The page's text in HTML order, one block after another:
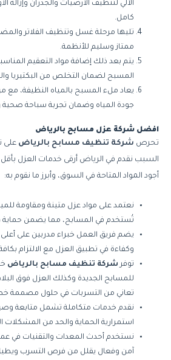
الآلي لتنظيف الأرضيات والجدران
كامل.
تليها مرحلة غسل وتنظيف الفلاتر
ممتاز وسليم للأنظمة.
يتم بعد ذلك إضافة مواد التعقيم
المسبح لضمان التخلص من البكتيريا
يعاد ملء المسبح بالمياه النظيفة، مع
جودة المياه وضمان تجربة سباحة صحية
افضل شركة عزل مسابح بالرياض
تحرص شركة تنظيف مسابح بالرياض على
السبب نقدم في الرياض أرقى خدمات العزل
أجود المواد المتاحة في السوق، وأبرز ما نقوم به:
نعتمد على مواد عزل متينة ومقاومة
تُستخدم في المسابح، مما يضمن حماية
يضم فريق العمل خبراء مدربين على
وكفاءة في تطبيق العزل مع الالتزام
توفر شركة تنظيف مسابح بالرياض
للمسابح الجديدة وكذلك العزل فوق
تعاني من التسربات في حلول مصممة
نقدم خدمات متكاملة تشمل متابعة
استمرارية الحماية والحد من المشكلات
نستخدم أحدث المعدات والتقنيات في
آمن وفعال يقلل من فرص التسرب